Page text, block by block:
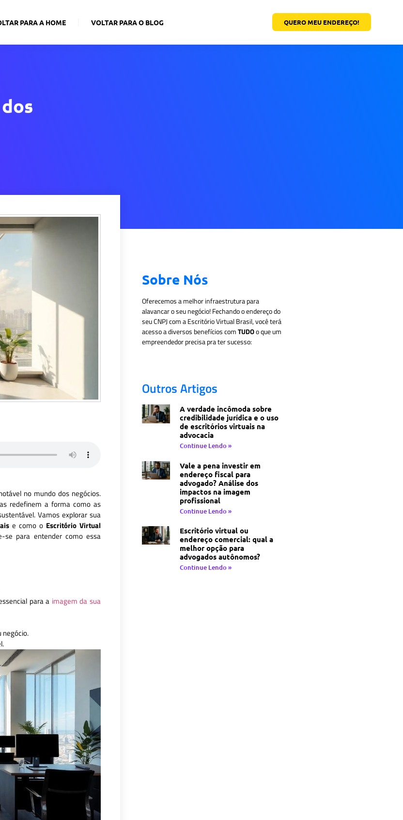
PARA A HOME VOLTAR PARA O BLOG QUERO MEU ENDEREÇO!
no mundo dos negócios.
redefinem a forma como as
Vamos explorar sua
e como o Escritório Virtual
se para entender como essa
para a imagem da sua
negócio.
Sobre Nós
Oferecemos a melhor infraestrutura para
alavancar o seu negócio! Fechando o endereço do
seu CNPJ com a Escritório Virtual Brasil, você terá
acesso a diversos benefícios comTUDOo que um
empreendedor precisa pra ter sucesso:
Outros Artigos
A verdade incômoda sobre
credibilidade jurídica e o uso
de escritórios virtuais na
advocacia
Continue Lendo »
Vale a pena investir em
endereço fiscal para
advogado? Análise dos
impactos na imagem
profissional
Continue Lendo »
Escritório virtual ou
endereço comercial: qual a
melhor opção para
advogados autônomos?
Continue Lendo »